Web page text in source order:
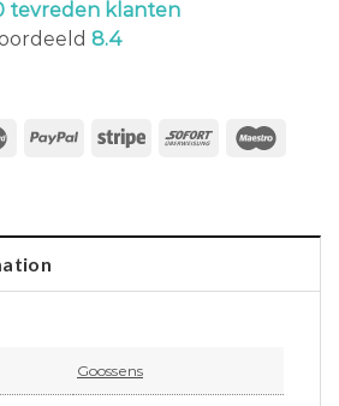
tevreden klanten
8.4
Goossens